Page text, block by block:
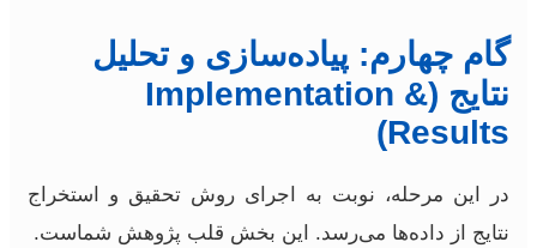
گام چهارم: پیاده‌سازی و تحلیل
نتایج (Implementation &
Results)
در این مرحله، نوبت به اجرای روش تحقیق و استخراج
نتایج از داده‌ها می‌رسد. این بخش قلب پژوهش شماست.